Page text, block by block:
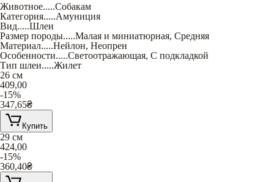
Животное.....Собакам
Категория.....Амуниция
Вид.....Шлеи
Размер породы.....Малая и миниатюрная, Средняя
Материал.....Нейлон, Неопрен
Особенности.....Светоотражающая, С подкладкой
Тип шлеи.....Жилет
26 см
409,00
-15%
347,65₴
Купить
29 см
424,00
-15%
360,40₴